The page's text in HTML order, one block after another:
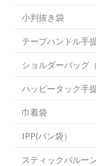
小判抜き袋
テープハンドル手
ショルダーバッグ
ハッピータック手
巾着袋
IPP(パン袋）
スティックバルー